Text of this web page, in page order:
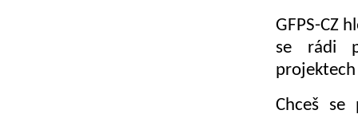
GFPS-CZ
se rádi
projektech
Chceš se